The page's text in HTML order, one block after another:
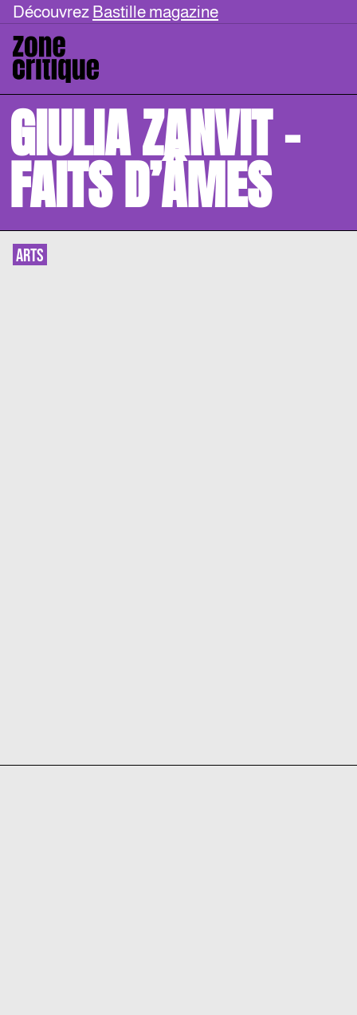
Découvrez Bastille magazine
GIULIA ZANVIT –
FAITS D’ÂMES
ARTS